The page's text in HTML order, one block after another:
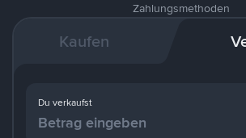
Zahlungsmethoden
Kaufen
Du verkaufst